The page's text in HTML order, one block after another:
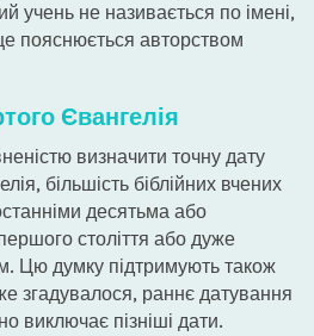
учень не називається по імені,
пояснюється авторством
Євангелія
визначити точну дату
більшість біблійних вчених
десятьма або
століття або дуже
Цю думку підтримують також
згадувалося, раннє датування
виключає пізніші дати.